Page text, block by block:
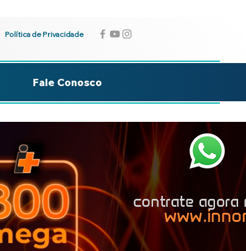
Política de Privacidade
Fale Conosco